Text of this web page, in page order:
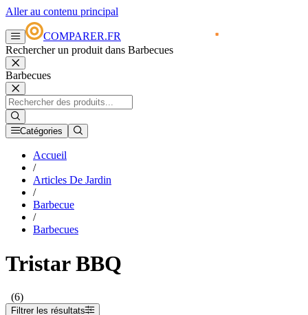
Aller au contenu principal
COMPARER.FR
Rechercher un produit dans Barbecues
Barbecues
Catégories
Accueil
/
Articles De Jardin
/
Barbecue
/
Barbecues
Tristar BBQ
(6)
Filtrer les résultats